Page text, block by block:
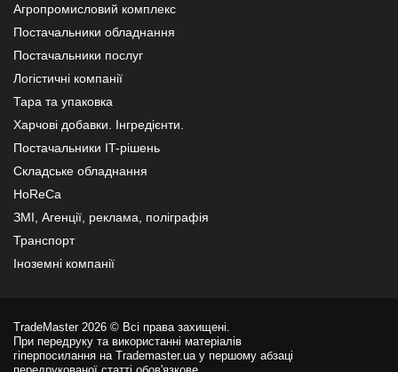
Агропромисловий комплекс
Постачальники обладнання
Постачальники послуг
Логістичні компанії
Тара та упаковка
Харчові добавки. Інгредієнти.
Постачальники IT-рішень
Складське обладнання
HoReCa
ЗМІ, Агенції, реклама, поліграфія
Транспорт
Іноземні компанії
TradeMaster 2026 © Всі права захищені.
При передруку та використанні матеріалів
гіперпосилання на Trademaster.ua у першому абзаці